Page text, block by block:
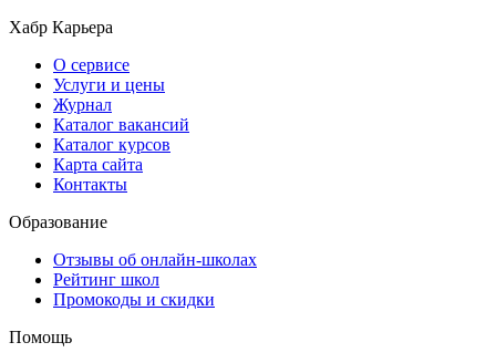
Хабр Карьера
О сервисе
Услуги и цены
Журнал
Каталог вакансий
Каталог курсов
Карта сайта
Контакты
Образование
Отзывы об онлайн-школах
Рейтинг школ
Промокоды и скидки
Помощь